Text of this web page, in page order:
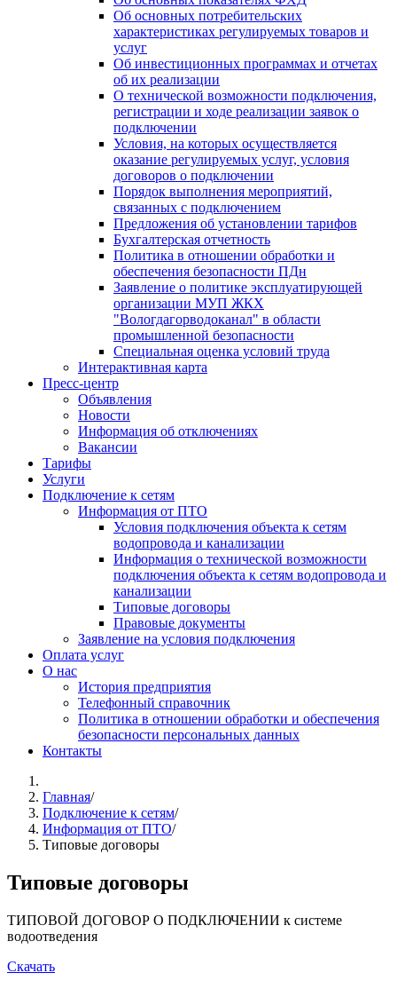
Об основных потребительских
характеристиках регулируемых товаров и
услуг
Об инвестиционных программах и отчетах
об их реализации
О технической возможности подключения,
регистрации и ходе реализации заявок о
подключении
Условия, на которых осуществляется
оказание регулируемых услуг, условия
договоров о подключении
Порядок выполнения мероприятий,
связанных с подключением
Предложения об установлении тарифов
Бухгалтерская отчетность
Политика в отношении обработки и
обеспечения безопасности ПДн
Заявление о политике эксплуатирующей
организации МУП ЖКХ
"Вологдагорводоканал" в области
промышленной безопасности
Специальная оценка условий труда
Интерактивная карта
Пресс-центр
Объявления
Новости
Информация об отключениях
Вакансии
Тарифы
Услуги
Подключение к сетям
Информация от ПТО
Условия подключения объекта к сетям
водопровода и канализации
Информация о технической возможности
подключения объекта к сетям водопровода и
канализации
Типовые договоры
Правовые документы
Заявление на условия подключения
Оплата услуг
О нас
История предприятия
Телефонный справочник
Политика в отношении обработки и обеспечения
безопасности персональных данных
Контакты
Главная/
Подключение к сетям/
Информация от ПТО/
Типовые договоры
Типовые договоры
ТИПОВОЙ ДОГОВОР О ПОДКЛЮЧЕНИИ к системе
водоотведения
Скачать